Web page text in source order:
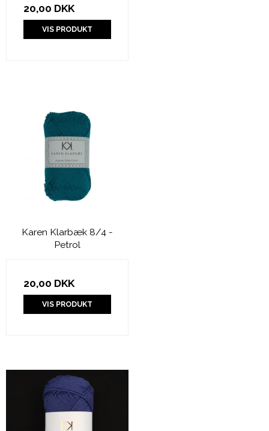
20,00 DKK
VIS PRODUKT
Karen Klarbæk 8/4 -
Petrol
20,00 DKK
VIS PRODUKT